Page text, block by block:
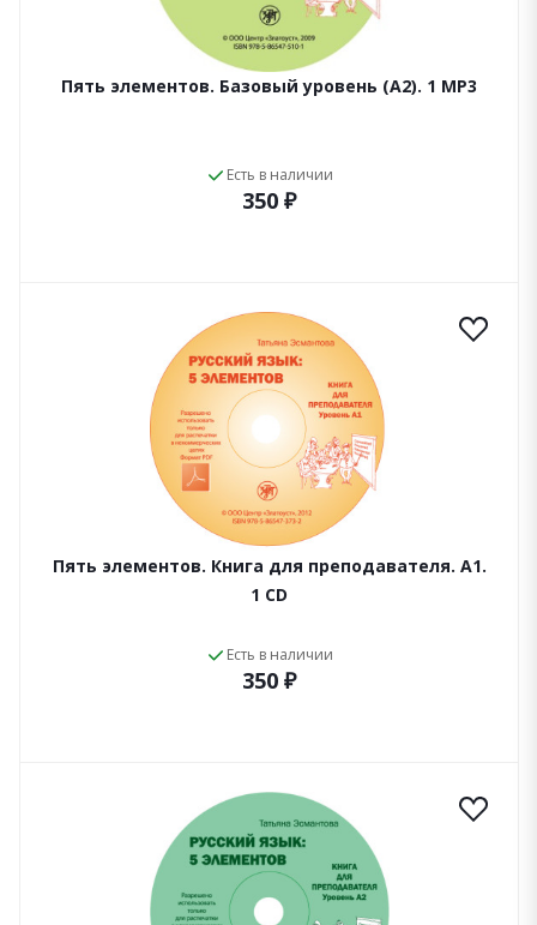
Пять элементов. Базовый уровень (А2). 1 МР3
Есть в наличии
350 ₽
Пять элементов. Книга для преподавателя. А1.
1 CD
Есть в наличии
350 ₽